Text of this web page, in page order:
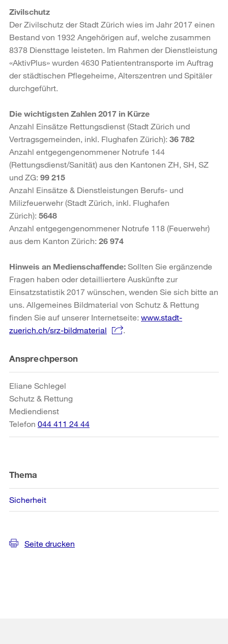
Zivilschutz
Der Zivilschutz der Stadt Zürich wies im Jahr 2017 einen
Bestand von 1932 Angehörigen auf, welche zusammen
8378 Diensttage leisteten. Im Rahmen der Dienstleistung
«AktivPlus» wurden 4630 Patiententransporte im Auftrag
der städtischen Pflegeheime, Alterszentren und Spitäler
durchgeführt.
Die wichtigsten Zahlen 2017 in Kürze
Anzahl Einsätze Rettungsdienst (Stadt Zürich und
Vertragsgemeinden, inkl. Flughafen Zürich): 36 782
Anzahl entgegengenommener Notrufe 144
(Rettungsdienst/Sanität) aus den Kantonen ZH, SH, SZ
und ZG: 99 215
Anzahl Einsätze & Dienstleistungen Berufs- und
Milizfeuerwehr (Stadt Zürich, inkl. Flughafen
Zürich): 5648
Anzahl entgegengenommener Notrufe 118 (Feuerwehr)
aus dem Kanton Zürich: 26 974
Hinweis an Medienschaffende: Sollten Sie ergänzende
Fragen haben oder detailliertere Auskünfte zur
Einsatzstatistik 2017 wünschen, wenden Sie sich bitte an
uns. Allgemeines Bildmaterial von Schutz & Rettung
finden Sie auf unserer Internetseite: www.stadt-
zuerich.ch/srz-bildmaterial
Weitere
Informationen
Ansprechperson
Eliane Schlegel
Schutz & Rettung
Mediendienst
Telefon 044 411 24 44
Thema
Sicherheit
Seite drucken